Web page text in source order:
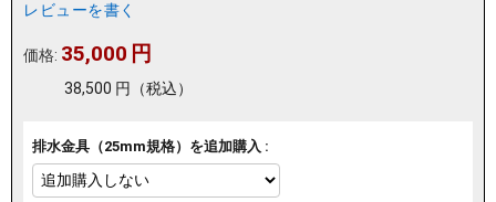
レビューを書く
価格: 35,000 円
38,500 円 （税込）
排水金具（25mm規格）を追加購入 :